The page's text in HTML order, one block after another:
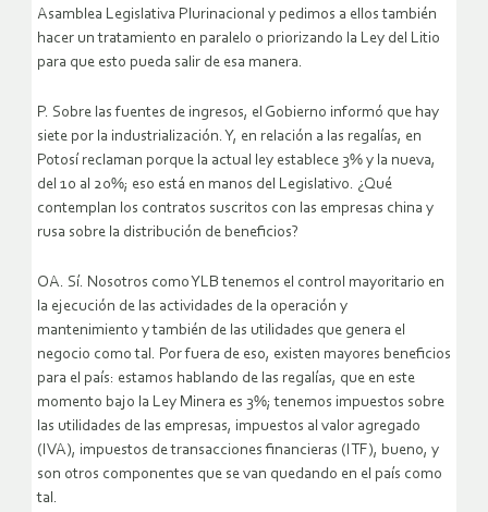
Asamblea Legislativa Plurinacional y pedimos a ellos también
hacer un tratamiento en paralelo o priorizando la Ley del Litio
para que esto pueda salir de esa manera.
P. Sobre las fuentes de ingresos, el Gobierno informó que hay
siete por la industrialización. Y, en relación a las regalías, en
Potosí reclaman porque la actual ley establece 3% y la nueva,
del 10 al 20%; eso está en manos del Legislativo. ¿Qué
contemplan los contratos suscritos con las empresas china y
rusa sobre la distribución de beneficios?
OA. Sí. Nosotros como YLB tenemos el control mayoritario en
la ejecución de las actividades de la operación y
mantenimiento y también de las utilidades que genera el
negocio como tal. Por fuera de eso, existen mayores beneficios
para el país: estamos hablando de las regalías, que en este
momento bajo la Ley Minera es 3%; tenemos impuestos sobre
las utilidades de las empresas, impuestos al valor agregado
(IVA), impuestos de transacciones financieras (ITF), bueno, y
son otros componentes que se van quedando en el país como
tal.